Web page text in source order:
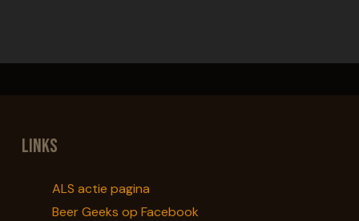
Links
ALS actie pagina
Beer Geeks op Facebook